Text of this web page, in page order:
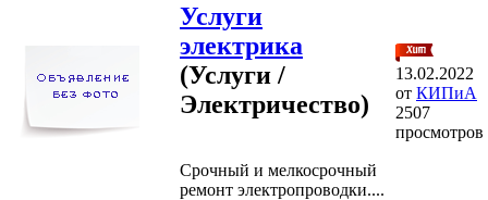
Услуги
электрика
(Услуги /
Электричество)
Срочный и мелкосрочный
ремонт электропроводки....
13.02.2022
от КИПиА
2507
просмотров